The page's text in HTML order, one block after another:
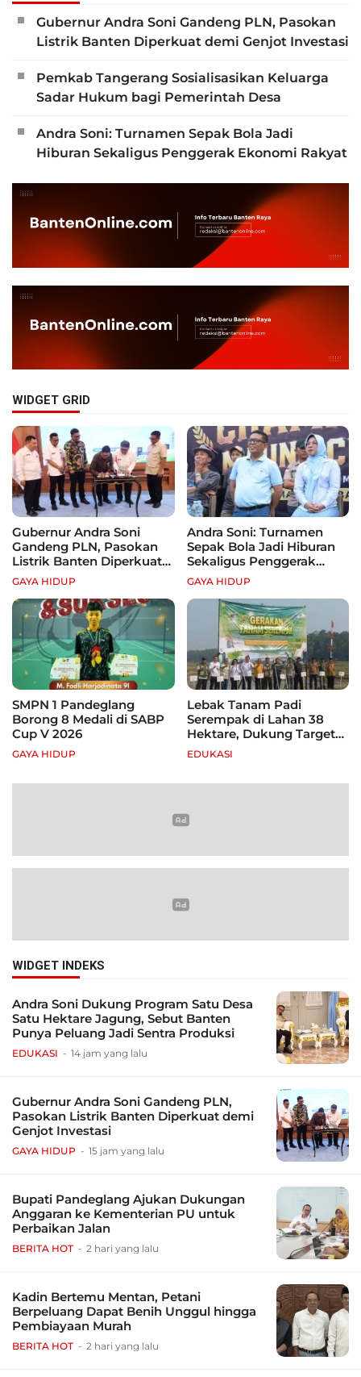
Gubernur Andra Soni Gandeng PLN, Pasokan
Listrik Banten Diperkuat demi Genjot Investasi
Pemkab Tangerang Sosialisasikan Keluarga
Sadar Hukum bagi Pemerintah Desa
Andra Soni: Turnamen Sepak Bola Jadi
Hiburan Sekaligus Penggerak Ekonomi Rakyat
WIDGET GRID
Gubernur Andra Soni
Gandeng PLN, Pasokan
Listrik Banten Diperkuat
demi Genjot Investasi
GAYA HIDUP
Andra Soni: Turnamen
Sepak Bola Jadi Hiburan
Sekaligus Penggerak
Ekonomi Rakyat
GAYA HIDUP
SMPN 1 Pandeglang
Borong 8 Medali di SABP
Cup V 2026
GAYA HIDUP
Lebak Tanam Padi
Serempak di Lahan 38
Hektare, Dukung Target
Swasembada Pangan
EDUKASI
WIDGET INDEKS
Andra Soni Dukung Program Satu Desa
Satu Hektare Jagung, Sebut Banten
Punya Peluang Jadi Sentra Produksi
EDUKASI 14 jam yang lalu
Gubernur Andra Soni Gandeng PLN,
Pasokan Listrik Banten Diperkuat demi
Genjot Investasi
GAYA HIDUP 15 jam yang lalu
Bupati Pandeglang Ajukan Dukungan
Anggaran ke Kementerian PU untuk
Perbaikan Jalan
BERITA HOT 2 hari yang lalu
Kadin Bertemu Mentan, Petani
Berpeluang Dapat Benih Unggul hingga
Pembiayaan Murah
BERITA HOT 2 hari yang lalu